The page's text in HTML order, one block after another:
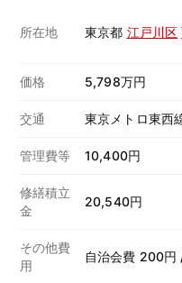
所在地 東京都 江戸川区
価格 5,798万円
交通 東京メトロ東西
管理費等 10,400円
修繕積立
金
20,540円
その他費
用
自治会費 200円